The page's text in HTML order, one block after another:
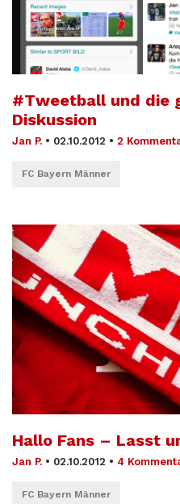
#Tweetball und die
Diskussion
Jan P. • 02.10.2012 • 2
FC Bayern Männer
Hallo Fans – Lasst
Jan P. • 02.10.2012 • 4
FC Bayern Männer